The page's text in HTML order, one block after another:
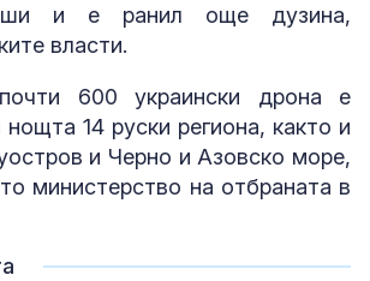
и е ранил още дузина,
власти.
600 украински дрона е
нощта 14 руски региона, както и
и Черно и Азовско море,
министерство на отбраната в